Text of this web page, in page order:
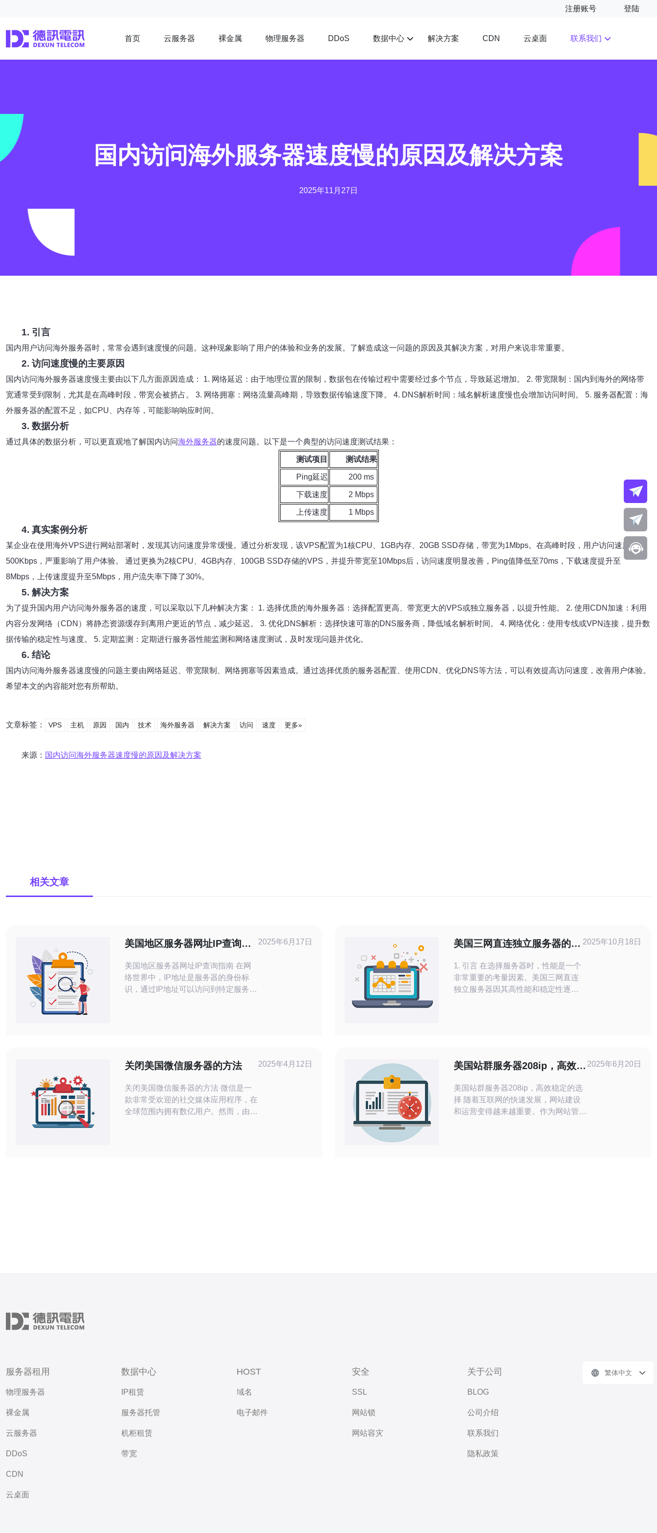
注册账号 登陆
首页 云服务器 裸金属 物理服务器 DDoS 数据中心 解决方案 CDN 云桌面 联系我们
国内访问海外服务器速度慢的原因及解决方案
2025年11月27日
1. 引言
国内用户访问海外服务器时，常常会遇到速度慢的问题。这种现象影响了用户的体验和业务的发展。了解造成这一问题的原因及其解决方案，对用户来说非常重要。
2. 访问速度慢的主要原因
国内访问海外服务器速度慢主要由以下几方面原因造成： 1. 网络延迟：由于地理位置的限制，数据包在传输过程中需要经过多个节点，导致延迟增加。 2. 带宽限制：国内到海外的网络带
宽通常受到限制，尤其是在高峰时段，带宽会被挤占。 3. 网络拥塞：网络流量高峰期，导致数据传输速度下降。 4. DNS解析时间：域名解析速度慢也会增加访问时间。 5. 服务器配置：海
外服务器的配置不足，如CPU、内存等，可能影响响应时间。
3. 数据分析
通过具体的数据分析，可以更直观地了解国内访问海外服务器的速度问题。以下是一个典型的访问速度测试结果：
测试项目 测试结果
Ping延迟 200 ms
下载速度 2 Mbps
上传速度 1 Mbps
4. 真实案例分析
某企业在使用海外VPS进行网站部署时，发现其访问速度异常缓慢。通过分析发现，该VPS配置为1核CPU、1GB内存、20GB SSD存储，带宽为1Mbps。在高峰时段，用户访问速度仅为
500Kbps，严重影响了用户体验。 通过更换为2核CPU、4GB内存、100GB SSD存储的VPS，并提升带宽至10Mbps后，访问速度明显改善，Ping值降低至70ms，下载速度提升至
8Mbps，上传速度提升至5Mbps，用户流失率下降了30%。
5. 解决方案
为了提升国内用户访问海外服务器的速度，可以采取以下几种解决方案： 1. 选择优质的海外服务器：选择配置更高、带宽更大的VPS或独立服务器，以提升性能。 2. 使用CDN加速：利用
内容分发网络（CDN）将静态资源缓存到离用户更近的节点，减少延迟。 3. 优化DNS解析：选择快速可靠的DNS服务商，降低域名解析时间。 4. 网络优化：使用专线或VPN连接，提升数
据传输的稳定性与速度。 5. 定期监测：定期进行服务器性能监测和网络速度测试，及时发现问题并优化。
6. 结论
国内访问海外服务器速度慢的问题主要由网络延迟、带宽限制、网络拥塞等因素造成。通过选择优质的服务器配置、使用CDN、优化DNS等方法，可以有效提高访问速度，改善用户体验。
希望本文的内容能对您有所帮助。
文章标签： VPS 主机 原因 国内 技术 海外服务器 解决方案 访问 速度 更多»
来源： 国内访问海外服务器速度慢的原因及解决方案
相关文章
美国地区服务器网址IP查询指
美国地区服务器网址IP查询指南 在网
络世界中，IP地址是服务器的身份标
识，通过IP地址可以访问到特定服务器
站、网络工具软件等。您可以通过输入
服务器网
2025年6月17日
美国三网直连独立服务器的性
1. 引言 在选择服务器时，性能是一个
非常重要的考量因素。美国三网直连
独立服务器因其高性能和稳定性逐渐
过美国的三大运营商（AT&T、Ver
2025年10月18日
关闭美国微信服务器的方法
关闭美国微信服务器的方法 微信是一
款非常受欢迎的社交媒体应用程序，在
全球范围内拥有数亿用户。然而，由于
2025年4月12日
美国站群服务器208ip，高效稳
美国站群服务器208ip，高效稳定的选
择 随着互联网的快速发展，网站建设
和运营变得越来越重要。作为网站管理
2025年6月20日
服务器租用
物理服务器
裸金属
云服务器
DDoS
CDN
云桌面
数据中心
IP租赁
服务器托管
机柜租赁
带宽
HOST
域名
电子邮件
安全
SSL
网站锁
网站容灾
关于公司
BLOG
公司介绍
联系我们
隐私政策
繁体中文